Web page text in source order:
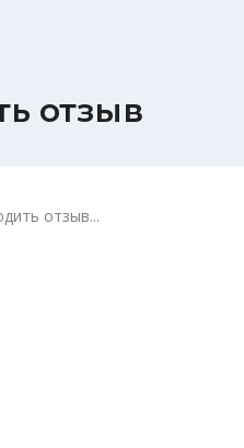
отзыв